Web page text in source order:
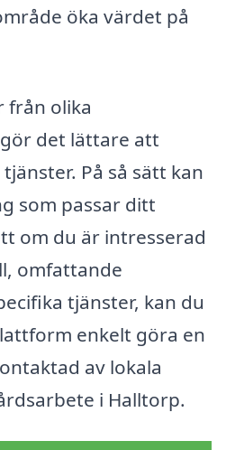
öka värdet på
från olika
det lättare att
På så sätt kan
som passar ditt
om du är intresserad
omfattande
tjänster, kan du
enkelt göra en
av lokala
i Halltorp.